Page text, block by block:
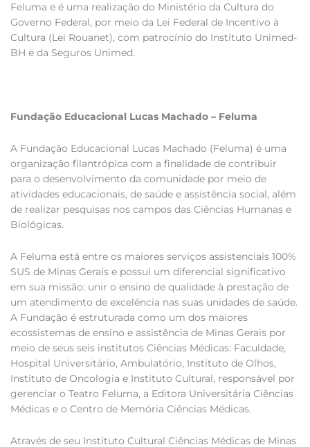
Feluma e é uma realização do Ministério da Cultura do
Governo Federal, por meio da Lei Federal de Incentivo à
Cultura (Lei Rouanet), com patrocínio do Instituto Unimed-
BH e da Seguros Unimed.
Fundação Educacional Lucas Machado – Feluma
A Fundação Educacional Lucas Machado (Feluma) é uma
organização filantrópica com a finalidade de contribuir
para o desenvolvimento da comunidade por meio de
atividades educacionais, de saúde e assistência social, além
de realizar pesquisas nos campos das Ciências Humanas e
Biológicas.
A Feluma está entre os maiores serviços assistenciais 100%
SUS de Minas Gerais e possui um diferencial significativo
em sua missão: unir o ensino de qualidade à prestação de
um atendimento de excelência nas suas unidades de saúde.
A Fundação é estruturada como um dos maiores
ecossistemas de ensino e assistência de Minas Gerais por
meio de seus seis institutos Ciências Médicas: Faculdade,
Hospital Universitário, Ambulatório, Instituto de Olhos,
Instituto de Oncologia e Instituto Cultural, responsável por
gerenciar o Teatro Feluma, a Editora Universitária Ciências
Médicas e o Centro de Memória Ciências Médicas.
Através de seu Instituto Cultural Ciências Médicas de Minas